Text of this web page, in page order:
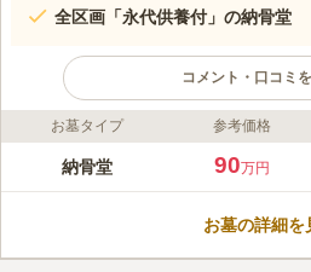
全区画「永代供養付」の納骨堂
コメント・口コミ
ライフドット編集部のコメント
東京メトロ「後楽園駅」・都営
る屋内墓苑です。参拝フロアは
お墓タイプ 参考価格
納骨堂 90万円
お墓の詳細を